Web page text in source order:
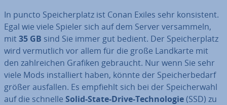
In puncto Spei­cher­platz ist Conan Exiles sehr kon­sis­tent.
Egal wie viele Spieler sich auf dem Server ver­sam­meln,
mit35 GB sind Sie immer gut bedient. Der Spei­cher­platz
wird ver­mut­lich vor allem für die große Landkarte mit
den zahl­rei­chen Grafiken gebraucht. Nur wenn Sie sehr
viele Mods in­stal­liert haben, könnte der Spei­cher­be­darf
größer ausfallen. Es empfiehlt sich bei der Spei­cher­wahl
auf die schnelle Solid-State-Drive-Tech­no­lo­gie(SSD) zu